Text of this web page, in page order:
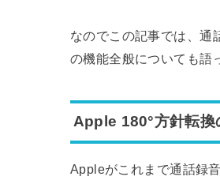
なのでこの記事では、
の機能全般についても語
Apple 180°方針転換
Appleがこれまで通話録